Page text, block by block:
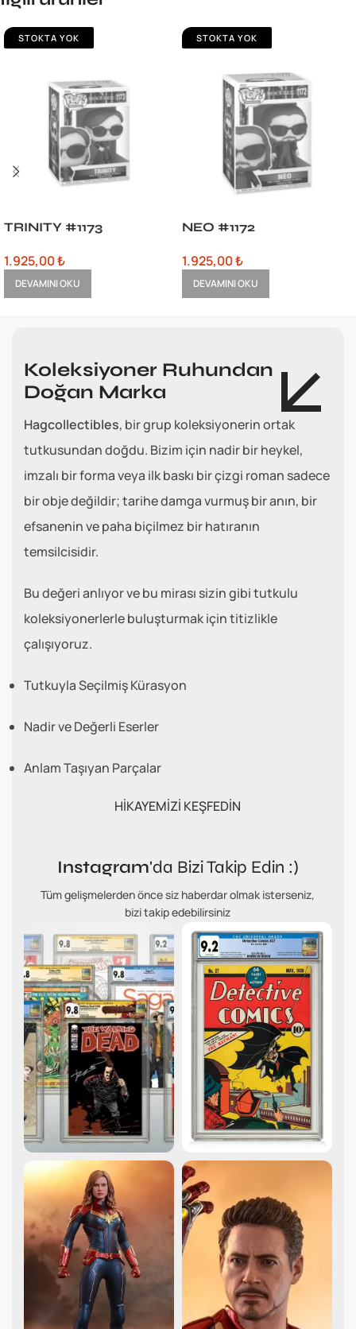
STOKTA YOK
TRINITY #1173
1.925,00₺
DEVAMINI OKU
STOKTA YOK
NEO #1172
1.925,00₺
DEVAMINI OKU
Koleksiyoner Ruhundan
Doğan Marka
Hagcollectibles, bir grup koleksiyonerin ortak
tutkusundan doğdu. Bizim için nadir bir heykel,
imzalı bir forma veya ilk baskı bir çizgi roman sadece
bir obje değildir; tarihe damga vurmuş bir anın, bir
efsanenin ve paha biçilmez bir hatıranın
temsilcisidir.
Bu değeri anlıyor ve bu mirası sizin gibi tutkulu
koleksiyonerlerle buluşturmak için titizlikle
çalışıyoruz.
Tutkuyla Seçilmiş Kürasyon
Nadir ve Değerli Eserler
Anlam Taşıyan Parçalar
HİKAYEMİZİ KEŞFEDİN
Instagram'da Bizi Takip Edin :)
Tüm gelişmelerden önce siz haberdar olmak isterseniz,
bizi takip edebilirsiniz